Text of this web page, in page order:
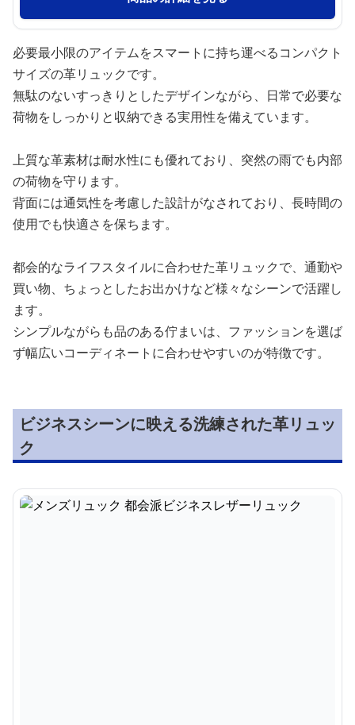
必要最小限のアイテムをスマートに持ち運べるコンパクト
サイズの革リュックです。
無駄のないすっきりとしたデザインながら、日常で必要な
荷物をしっかりと収納できる実用性を備えています。
上質な革素材は耐水性にも優れており、突然の雨でも内部
の荷物を守ります。
背面には通気性を考慮した設計がなされており、長時間の
使用でも快適さを保ちます。
都会的なライフスタイルに合わせた革リュックで、通勤や
買い物、ちょっとしたお出かけなど様々なシーンで活躍し
ます。
シンプルながらも品のある佇まいは、ファッションを選ば
ず幅広いコーディネートに合わせやすいのが特徴です。
ビジネスシーンに映える洗練された革リュッ
ク